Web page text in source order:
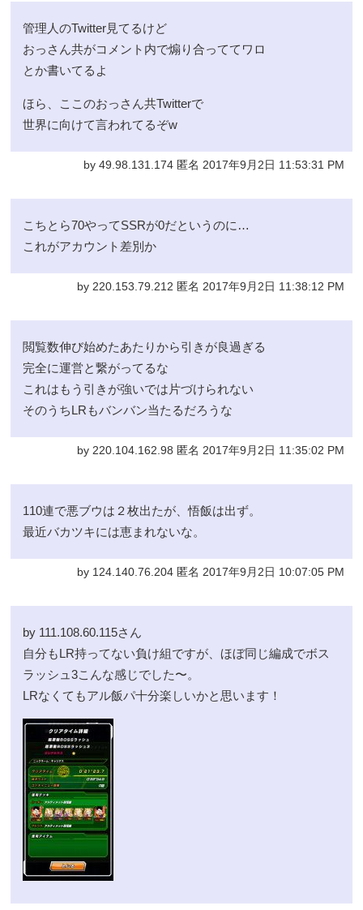
管理人のTwitter見てるけど
おっさん共がコメント内で煽り合っててワロ
とか書いてるよ
ほら、ここのおっさん共Twitterで
世界に向けて言われてるぞw
by 49.98.131.174 匿名 2017年9月2日 11:53:31 PM
こちとら70やってSSRが0だというのに…
これがアカウント差別か
by 220.153.79.212 匿名 2017年9月2日 11:38:12 PM
閲覧数伸び始めたあたりから引きが良過ぎる
完全に運営と繋がってるな
これはもう引きが強いでは片づけられない
そのうちLRもバンバン当たるだろうな
by 220.104.162.98 匿名 2017年9月2日 11:35:02 PM
110連で悪ブウは２枚出たが、悟飯は出ず。
最近バカツキには恵まれないな。
by 124.140.76.204 匿名 2017年9月2日 10:07:05 PM
by 111.108.60.115さん
自分もLR持ってない負け組ですが、ほぼ同じ編成でボス
ラッシュ3こんな感じでした〜。
LRなくてもアル飯パ十分楽しいかと思います！